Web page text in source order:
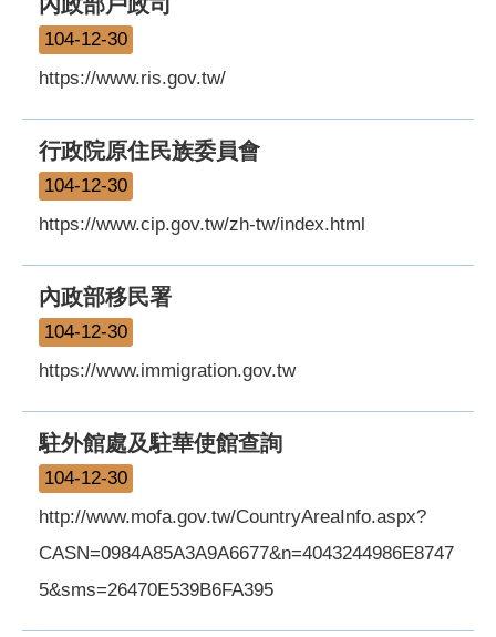
104-12-30
https://www.ris.gov.tw/
行政院原住民族委員會
104-12-30
https://www.cip.gov.tw/zh-tw/index.html
內政部移民署
104-12-30
https://www.immigration.gov.tw
駐外館處及駐華使館查詢
104-12-30
http://www.mofa.gov.tw/CountryAreaInfo.aspx?
CASN=0984A85A3A9A6677&n=4043244986E8747
5&sms=26470E539B6FA395